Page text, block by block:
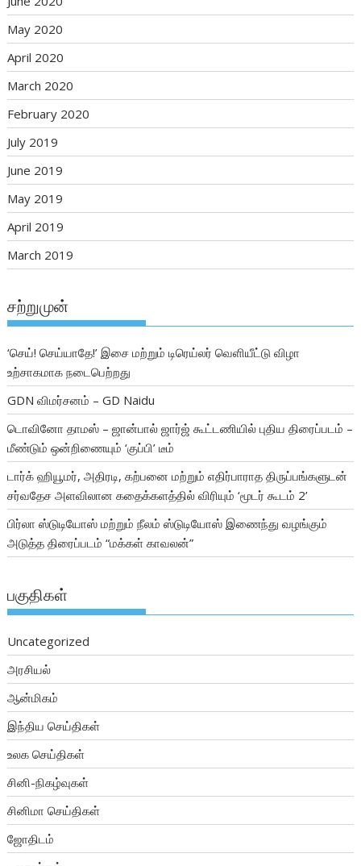
May 2020
April 2020
March 2020
February 2020
July 2019
June 2019
May 2019
April 2019
March 2019
சற்றுமுன்
‘செய்! செய்யாதே!’ இசை மற்றும் டிரெய்லர் வெளியீட்டு விழா
உற்சாகமாக நடைபெற்றது
GDN விமர்சனம் – GD Naidu
டொவினோ தாமஸ் – ஜான்பால் ஜார்ஜ் கூட்டணியில் புதிய திரைப்படம் –
மீண்டும் ஒன்றிணையும் ‘குப்பி’ டீம்
டார்க் ஹியூமர், அதிரடி, கற்பனை மற்றும் எதிர்பாராத திருப்பங்களுடன்
சர்வதேச அளவிலான கதைக்களத்தில் விரியும் ‘மூடர் கூடம் 2’
பிர்லா ஸ்டுடியோஸ் மற்றும் நீலம் ஸ்டுடியோஸ் இணைந்து வழங்கும்
அடுத்த திரைப்படம் “மக்கள் காவலன்”
பகுதிகள்
Uncategorized
அரசியல்
ஆன்மிகம்
இந்திய செய்திகள்
உலக செய்திகள்
சினி-நிகழ்வுகள்
சினிமா செய்திகள்
ஜோதிடம்